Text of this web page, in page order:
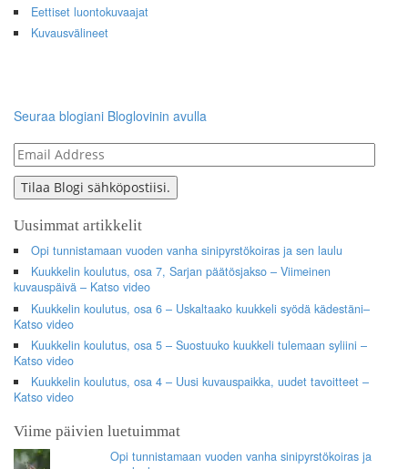
Eettiset luontokuvaajat
Kuvausvälineet
Seuraa blogiani Bloglovinin avulla
Email
Address
Tilaa Blogi sähköpostiisi.
Uusimmat artikkelit
Opi tunnistamaan vuoden vanha sinipyrstökoiras ja sen laulu
Kuukkelin koulutus, osa 7, Sarjan päätösjakso – Viimeinen
kuvauspäivä – Katso video
Kuukkelin koulutus, osa 6 – Uskaltaako kuukkeli syödä kädestäni–
Katso video
Kuukkelin koulutus, osa 5 – Suostuuko kuukkeli tulemaan syliini –
Katso video
Kuukkelin koulutus, osa 4 – Uusi kuvauspaikka, uudet tavoitteet –
Katso video
Viime päivien luetuimmat
Opi tunnistamaan vuoden vanha sinipyrstökoiras ja